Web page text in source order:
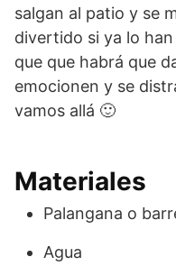
salgan al patio y se
divertido si ya lo
que que habrá que
emocionen y se
vamos allá 🙂
Materiales
Palangana o
Agua